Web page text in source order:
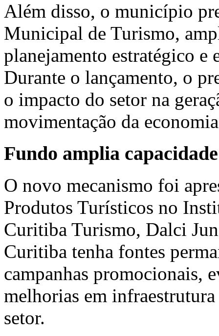
Além disso, o município
Municipal de Turismo,
planejamento estratégico e
Durante o lançamento, o
o impacto do setor na
movimentação da
Fundo amplia
O novo mecanismo foi
Produtos Turísticos no I
Curitiba Turismo, Dalci
Curitiba tenha fontes
campanhas promocionais,
melhorias em
setor.